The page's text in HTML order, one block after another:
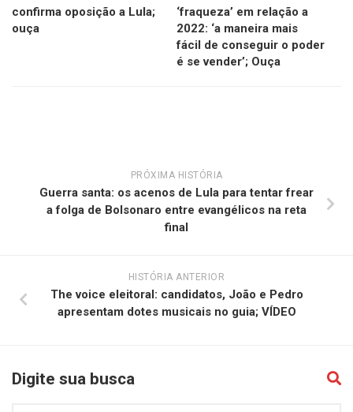
confirma oposição a Lula;
ouça
‘fraqueza’ em relação a
2022: ‘a maneira mais
fácil de conseguir o poder
é se vender’; Ouça
PRÓXIMA HISTÓRIA
Guerra santa: os acenos de Lula para tentar frear
a folga de Bolsonaro entre evangélicos na reta
final
HISTÓRIA ANTERIOR
The voice eleitoral: candidatos, João e Pedro
apresentam dotes musicais no guia; VÍDEO
Digite sua busca